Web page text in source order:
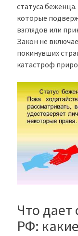
статуса
которые
взглядов или
Закон не
покинувших
катастроф
Что дает
РФ: